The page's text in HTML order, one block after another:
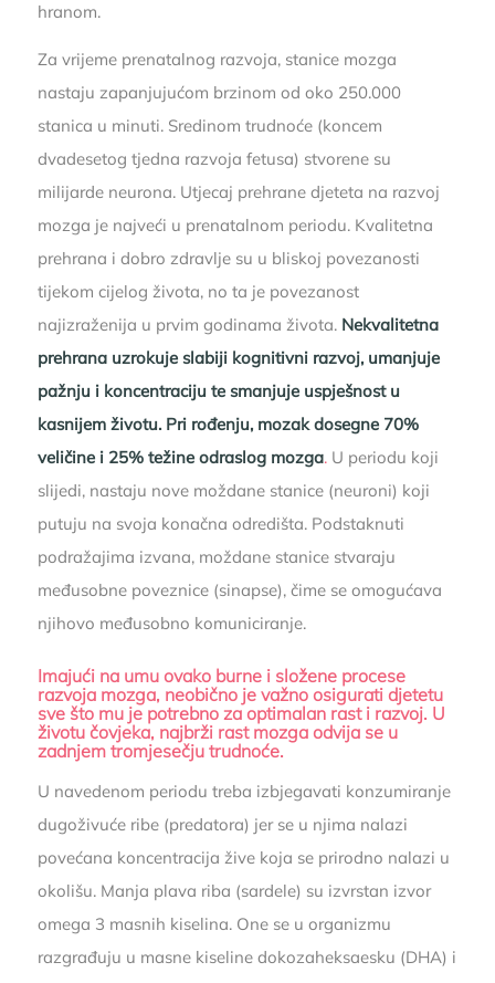
hranom.
Za vrijeme prenatalnog razvoja, stanice mozga
nastaju zapanjujućom brzinom od oko 250.000
stanica u minuti. Sredinom trudnoće (koncem
dvadesetog tjedna razvoja fetusa) stvorene su
milijarde neurona. Utjecaj prehrane djeteta na razvoj
mozga je najveći u prenatalnom periodu. Kvalitetna
prehrana i dobro zdravlje su u bliskoj povezanosti
tijekom cijelog života, no ta je povezanost
najizraženija u prvim godinama života. Nekvalitetna
prehrana uzrokuje slabiji kognitivni razvoj, umanjuje
pažnju i koncentraciju te smanjuje uspješnost u
kasnijem životu. Pri rođenju, mozak dosegne 70%
veličine i 25% težine odraslog mozga. U periodu koji
slijedi, nastaju nove moždane stanice (neuroni) koji
putuju na svoja konačna odredišta. Podstaknuti
podražajima izvana, moždane stanice stvaraju
međusobne poveznice (sinapse), čime se omogućava
njihovo međusobno komuniciranje.
Imajući na umu ovako burne i složene procese
razvoja mozga, neobično je važno osigurati djetetu
sve što mu je potrebno za optimalan rast i razvoj. U
životu čovjeka, najbrži rast mozga odvija se u
zadnjem tromjesečju trudnoće.
U navedenom periodu treba izbjegavati konzumiranje
dugoživuće ribe (predatora) jer se u njima nalazi
povećana koncentracija žive koja se prirodno nalazi u
okolišu. Manja plava riba (sardele) su izvrstan izvor
omega 3 masnih kiselina. One se u organizmu
razgrađuju u masne kiseline dokozaheksaesku (DHA) i